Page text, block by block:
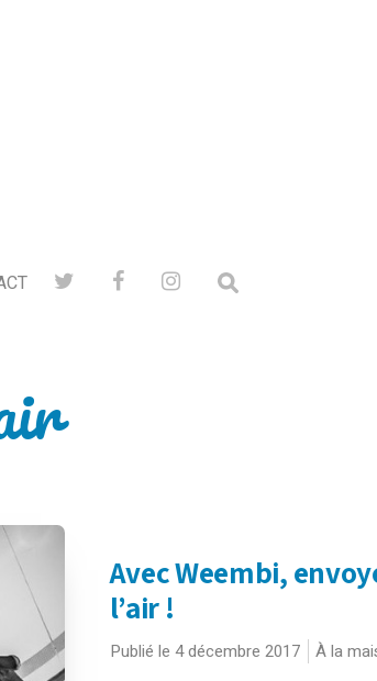
Avec Weembi,
l’air !
Publié le 4 décembre 2017 À la